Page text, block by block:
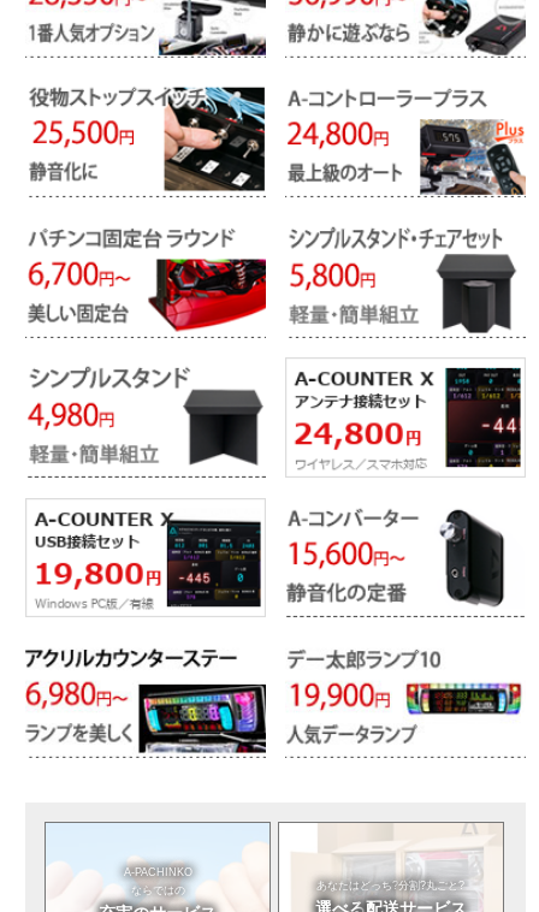
A-PACHINKO
ならではの
あなたはどっち?分割?丸ごと?
選べる配送サービス